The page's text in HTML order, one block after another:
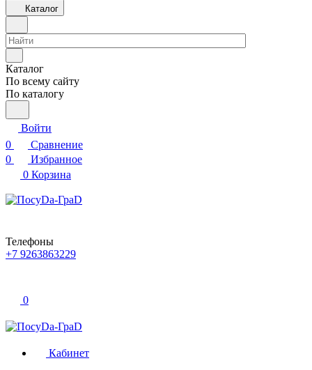
Каталог
Каталог
По всему сайту
По каталогу
Войти
0
Сравнение
0
Избранное
0 Корзина
Телефоны
+7 9263863229
0
Кабинет